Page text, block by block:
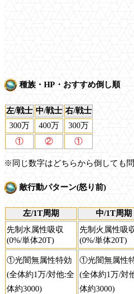
種族・HP・おすすめ倒し順
左/戦士 中/戦士 右/戦士
300万
400万
300万
①
② ①
※同じ数字はどちらから倒しても
敵行動パターン(怒り前)
左/1T周期 中/1T周期
先制水属性吸収
(0%/単体20T)
先制火属性吸
(0%/単体20T)
①光闇無属性特効
(全体約1万/対他:全
体約3000)
①光闇無属性
(全体約1万/対
体約3000)